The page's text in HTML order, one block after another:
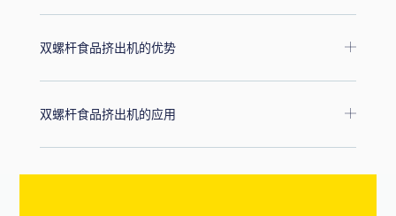
双螺杆食品挤出机的优势
双螺杆食品挤出机的应用